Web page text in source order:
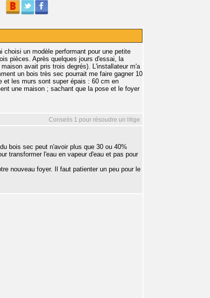
choisi un modèle performant pour une petite
pièces. Après quelques jours d'essai, la
avait pris trois degrés). L'installateur m'a
un bois très sec pourrait me faire gagner 10
et les murs sont super épais : 60 cm en
une maison ; sachant que la pose et le foyer
Conseils 1 pour résoudre un litige
bois sec peut n'avoir plus que 30 ou 40%
transformer l'eau en vapeur d'eau et pas pour
nouveau foyer. Il faut patienter un peu pour le